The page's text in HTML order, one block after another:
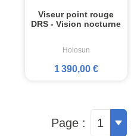
Viseur point rouge
DRS - Vision nocturne
Holosun
1 390,00 €
Page : 1